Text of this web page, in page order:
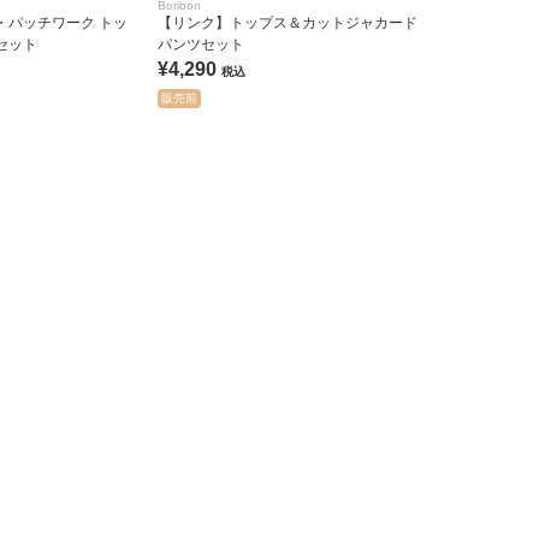
パッチワーク トッ
ット
Boribon
【リンク】トップス＆カットジャカード
パンツセット
¥4,290 税込
販売前